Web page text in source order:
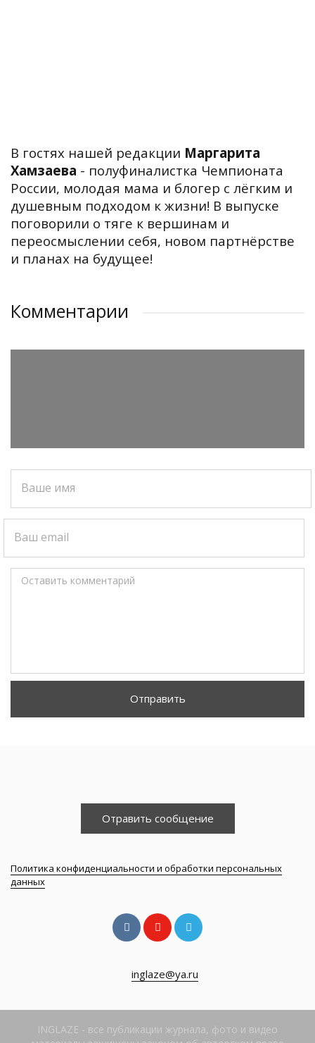
В гостях нашей редакции Маргарита
Хамзаева - полуфиналистка Чемпионата
России, молодая мама и блогер с лёгким и
душевным подходом к жизни! В выпуске
поговорили о тяге к вершинам и
переосмыслении себя, новом партнёрстве
и планах на будущее!
Комментарии
Ваше имя
Ваш email
Оставить комментарий
Отправить
Отравить сообщение
Политика конфиденциальности и обработки персональных
данных
inglaze@ya.ru
INGLAZE - все публикации журнала, фото и видео